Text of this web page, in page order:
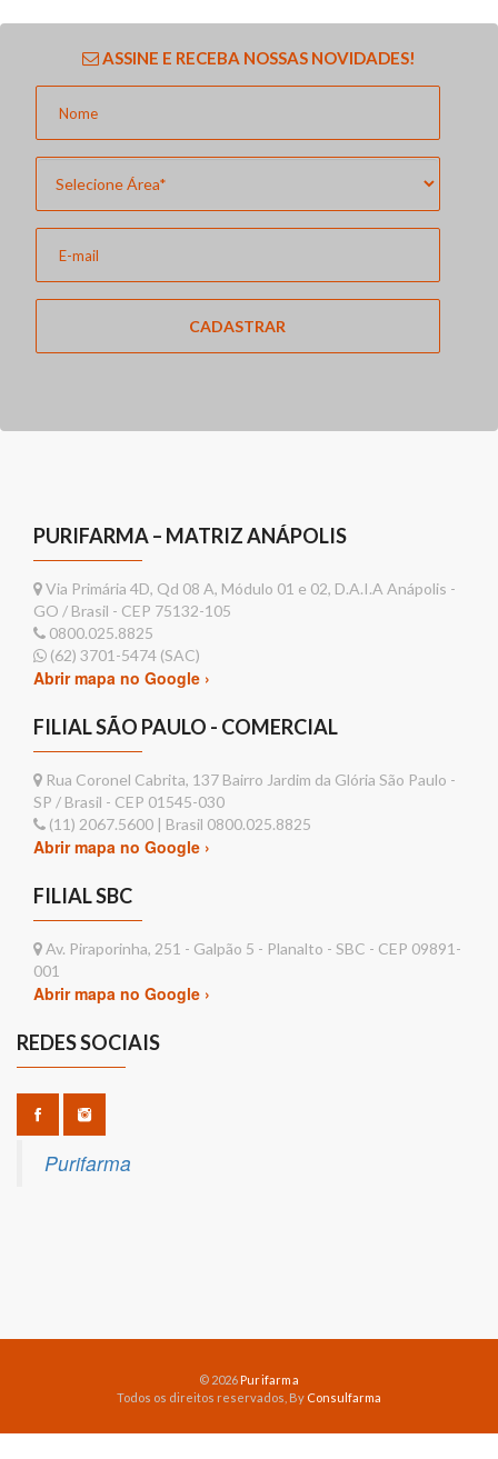
ASSINE E RECEBA NOSSAS NOVIDADES!
CADASTRAR
PURIFARMA – MATRIZ ANÁPOLIS
Via Primária 4D, Qd 08 A, Módulo 01 e 02, D.A.I.A Anápolis -
GO / Brasil - CEP 75132-105
0800.025.8825
(62) 3701-5474 (SAC)
Abrir mapa no Google ›
FILIAL SÃO PAULO - COMERCIAL
Rua Coronel Cabrita, 137 Bairro Jardim da Glória São Paulo -
SP / Brasil - CEP 01545-030
(11) 2067.5600 | Brasil 0800.025.8825
Abrir mapa no Google ›
FILIAL SBC
Av. Piraporinha, 251 - Galpão 5 - Planalto - SBC - CEP 09891-
001
Abrir mapa no Google ›
REDES SOCIAIS
Purifarma
© 2026 Purifarma
Todos os direitos reservados, By Consulfarma